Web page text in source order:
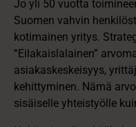
Jo yli 50 vuotta
Suomen vahvin
kotimainen yritys.
“Eilakaislalainen”
asiakaskeskeisyys,
kehittyminen. Nämä
sisäiselle yhteistyölle